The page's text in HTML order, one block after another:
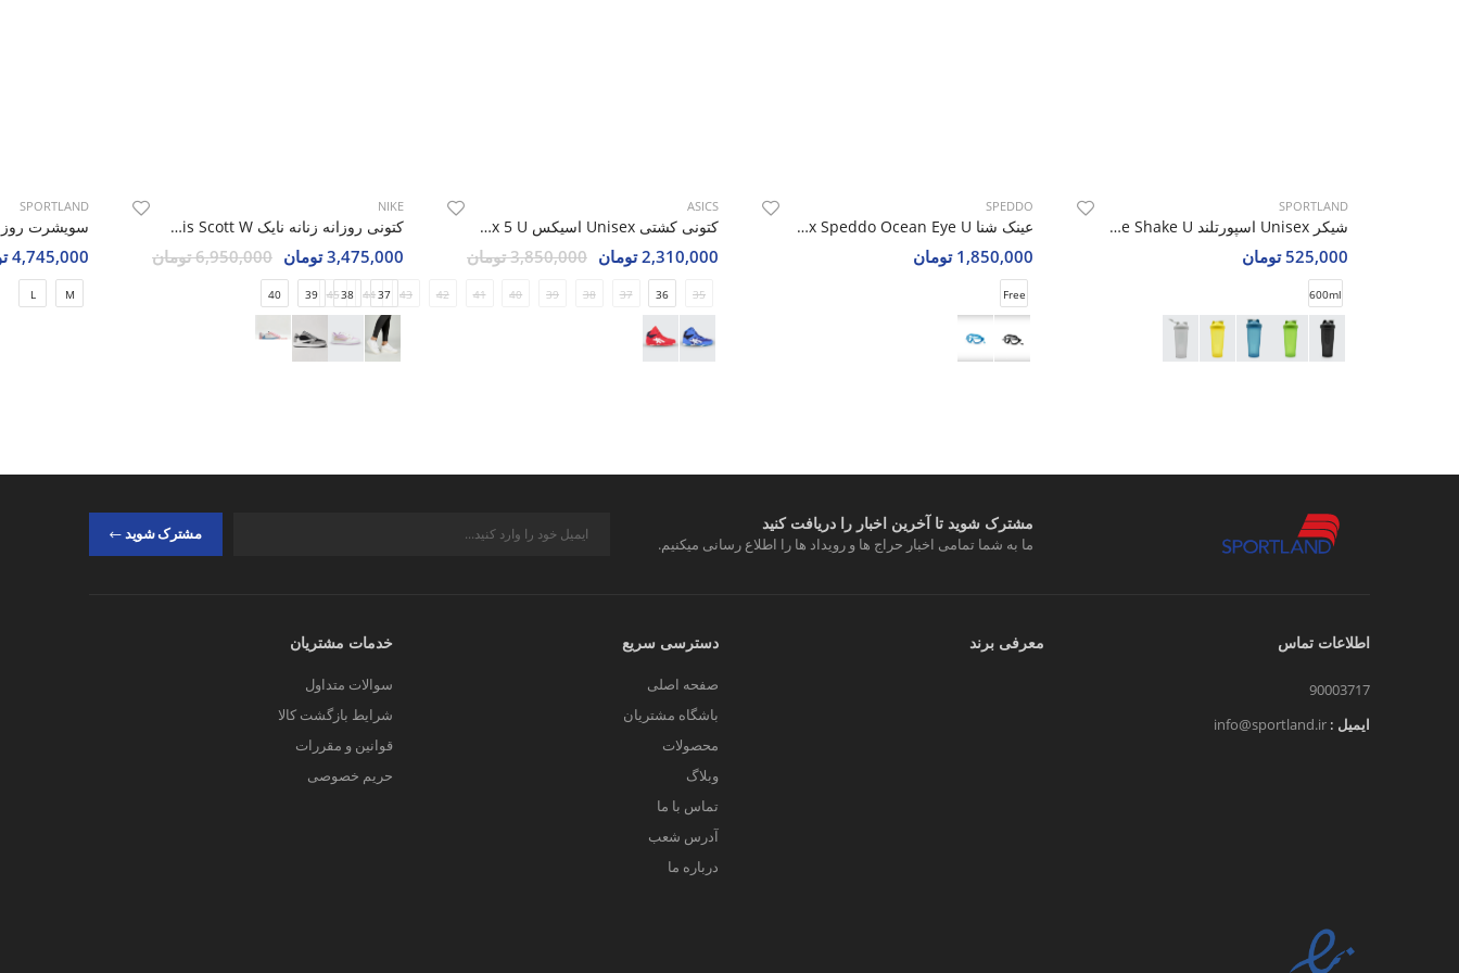
SPORTLAND
شیکر Unisex اسپورتلند Core Shake U
525,000 تومان
600ml
SPEDDO
عینک شنا Unisex Speddo Ocean Eye U
1,850,000 تومان
Free
ASICS
کتونی کشتی Unisex اسیکس Asics Matflex 5 U
2,310,000 تومان 3,850,000 تومان
35
36
37
38
39
40
41
42
43
44
45
NIKE
کتونی روزانه زنانه نایک Nike Jordan 1 Low Travis Scott W
3,475,000 تومان 6,950,000 تومان
37
38
39
40
SPORTLAND
4,745,000 تومان
M
L
مشترک شوید تا آخرین اخبار را دریافت کنید
ما به شما تمامی اخبار حراج ها و رویداد ها را اطلاع رسانی میکنیم.
مشترک شوید
اطلاعات تماس
90003717
ایمیل : info@sportland.ir
معرفی برند دسترسی سریع
صفحه اصلی
باشگاه مشتریان
محصولات
وبلاگ
تماس با ما
آدرس شعب
درباره ما
خدمات مشتریان
سوالات متداول
شرایط بازگشت کالا
قوانین و مقررات
حریم خصوصی